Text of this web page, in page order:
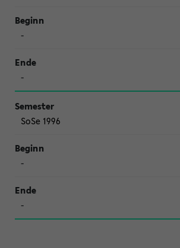
-
-
SoSe 1996
-
-